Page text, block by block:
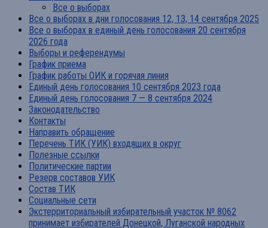
Все о выборах
Все о выборах в дни голосования 12, 13, 14 сентября 2025
Все о выборах в единый день голосования 20 сентября
2026 года
Выборы и референдумы
График приема
График работы ОИК и горячая линия
Единый день голосования 10 сентября 2023 года
Единый день голосования 7 — 8 сентября 2024
Законодательство
Контакты
Направить обращение
Перечень ТИК (УИК) входящих в округ
Полезные ссылки
Политические партии
Резерв составов УИК
Состав ТИК
Социальные сети
Экстерриториальный избирательный участок № 8062
принимает избирателей Донецкой, Луганской народных